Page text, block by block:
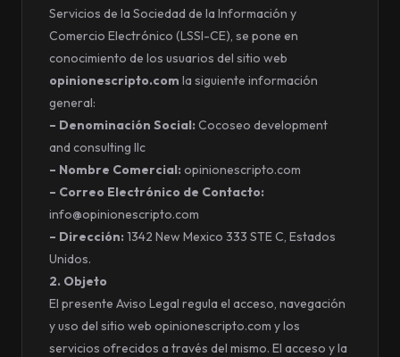
Servicios de la Sociedad de la Información y
Comercio Electrónico (LSSI-CE), se pone en
conocimiento de los usuarios del sitio web
opinionescripto.com la siguiente información
general:
– Denominación Social: Cocoseo development
and consulting llc
– Nombre Comercial: opinionescripto.com
– Correo Electrónico de Contacto:
info@opinionescripto.com
– Dirección: 1342 New Mexico 333 STE C, Estados
Unidos.
2. Objeto
El presente Aviso Legal regula el acceso, navegación
y uso del sitio web opinionescripto.com y los
servicios ofrecidos a través del mismo. El acceso y la